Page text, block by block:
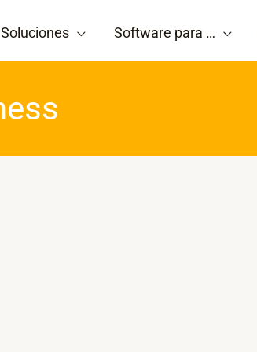
Soluciones Software para …